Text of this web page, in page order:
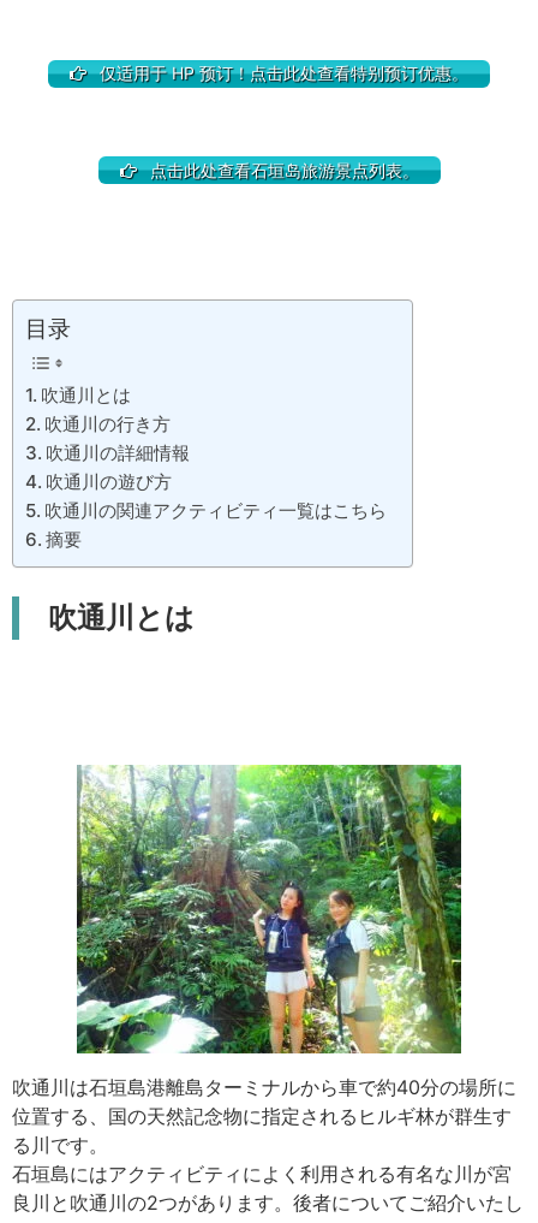
仅适用于 HP 预订！点击此处查看特别预订优惠。
点击此处查看石垣岛旅游景点列表。
目录
吹通川とは
吹通川の行き方
吹通川の詳細情報
吹通川の遊び方
吹通川の関連アクティビティ一覧はこちら
摘要
吹通川とは
吹通川は石垣島港離島ターミナルから車で約40分の場所に
位置する、国の天然記念物に指定されるヒルギ林が群生す
る川です。
石垣島にはアクティビティによく利用される有名な川が宮
良川と吹通川の2つがあります。後者についてご紹介いたし